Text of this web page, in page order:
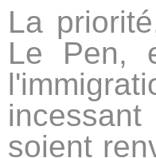
La
Le Pen,
soient